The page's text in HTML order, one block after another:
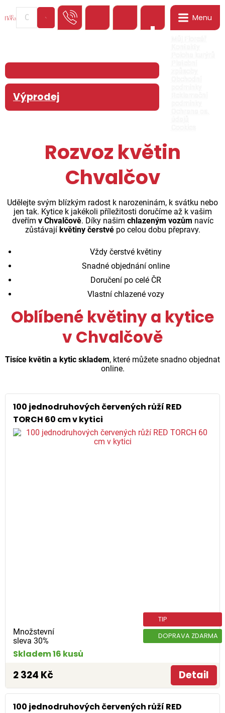
Menu
Výprodej
Rozvoz květin
Chvalčov
Udělejte svým blízkým radost k narozeninám, k svátku nebo
jen tak. Kytice k jakékoli příležitosti doručíme až k vašim
dveřím v Chvalčově. Díky našim chlazeným vozům navíc
zůstávají květiny čerstvépo celou dobu přepravy.
Vždy čerstvé květiny
Snadné objednání online
Doručení po celé ČR
Vlastní chlazené vozy
Oblíbené květiny a kytice
v Chvalčově
Tisíce květin a kytic skladem, které můžete snadno objednat
online.
100 jednodruhových červených růží RED
TORCH 60 cm v kytici
Množstevní
sleva 30%
TIP
DOPRAVA ZDARMA
Skladem 16 kusů
2 324 Kč Detail
100 jednodruhových červených růží RED